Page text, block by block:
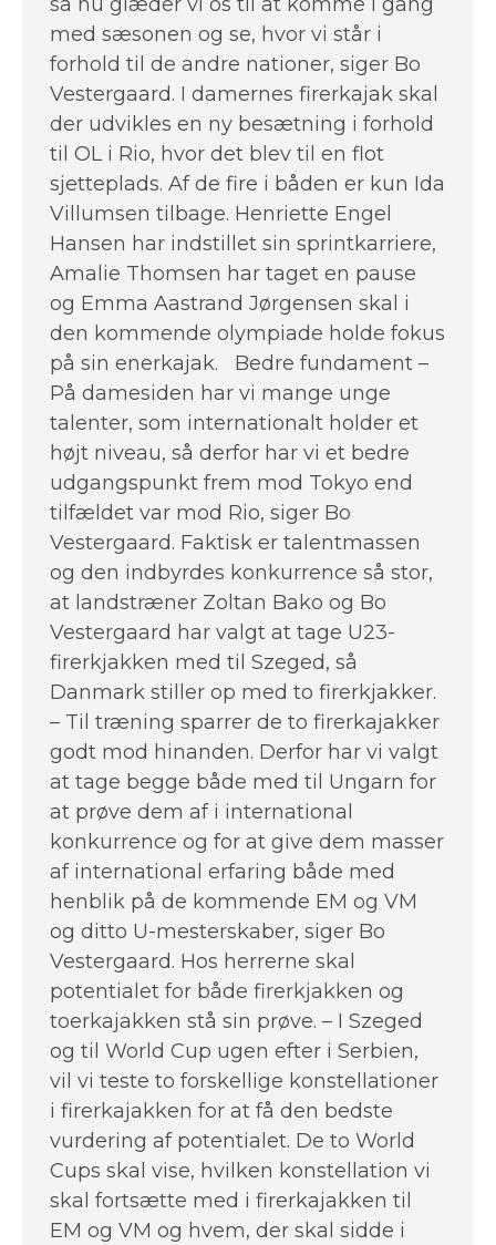
med sæsonen og se, hvor vi står i
forhold til de andre nationer, siger Bo
Vestergaard. I damernes firerkajak skal
der udvikles en ny besætning i forhold
til OL i Rio, hvor det blev til en flot
sjetteplads. Af de fire i båden er kun Ida
Villumsen tilbage. Henriette Engel
Hansen har indstillet sin sprintkarriere,
Amalie Thomsen har taget en pause
og Emma Aastrand Jørgensen skal i
den kommende olympiade holde fokus
på sin enerkajak. Bedre fundament –
På damesiden har vi mange unge
talenter, som internationalt holder et
højt niveau, så derfor har vi et bedre
udgangspunkt frem mod Tokyo end
tilfældet var mod Rio, siger Bo
Vestergaard. Faktisk er talentmassen
og den indbyrdes konkurrence så stor,
at landstræner Zoltan Bako og Bo
Vestergaard har valgt at tage U23-
firerkjakken med til Szeged, så
Danmark stiller op med to firerkjakker.
– Til træning sparrer de to firerkajakker
godt mod hinanden. Derfor har vi valgt
at tage begge både med til Ungarn for
at prøve dem af i international
konkurrence og for at give dem masser
af international erfaring både med
henblik på de kommende EM og VM
og ditto U-mesterskaber, siger Bo
Vestergaard. Hos herrerne skal
potentialet for både firerkjakken og
toerkajakken stå sin prøve. – I Szeged
og til World Cup ugen efter i Serbien,
vil vi teste to forskellige konstellationer
i firerkajakken for at få den bedste
vurdering af potentialet. De to World
Cups skal vise, hvilken konstellation vi
skal fortsætte med i firerkajakken til
EM og VM og hvem, der skal sidde i